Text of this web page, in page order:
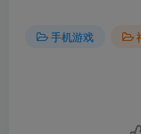
手机游戏